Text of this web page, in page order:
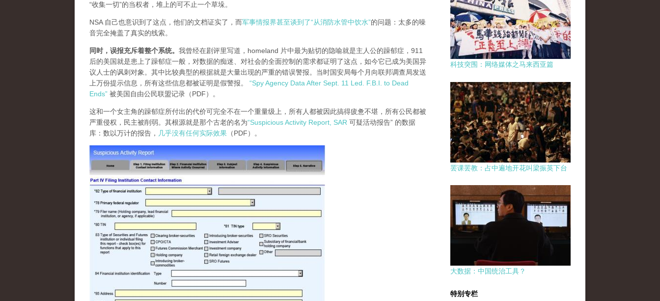
“收集一切”的当权者，堆上的可不止一个草垛。
NSA 自己也意识到了这点，他们的文档证实了，而军事情报界甚至谈到了“从消防水管中饮水”的问题：太多的噪
音完全掩盖了真实的线索。
同时，误报充斥着整个系统。 我曾经在剧评里写道，homeland 片中最为贴切的隐喻就是主人公的躁郁症，911
后的美国就是患上了躁郁症一般，对数据的痴迷、对社会的全面控制的需求都证明了这点，如今它已成为美国异
议人士的讽刺对象。其中比较典型的根据就是大量出现的严重的错误警报。当时国安局每个月向联邦调查局发送
上万份提示信息，所有这些信息都被证明是假警报。 “Spy Agency Data After Sept. 11 Led. F.B.I. to Dead
Ends” 被美国自由公民联盟记录（PDF）。
这和一个女主角的躁郁症所付出的代价可完全不在一个重量级上，所有人都被因此搞得疲惫不堪，所有公民都被
严重侵权，民主被削弱。其根源就是那个古老的名为“Suspicious Activity Report, SAR 可疑活动报告” 的数据
库：数以万计的报告， 几乎没有任何实际效果 （PDF）。
科技突围：网络媒体之马来西亚篇
罢课罢教：占中遍地开花叫梁振英下台
大数据：中国统治工具？
特别专栏